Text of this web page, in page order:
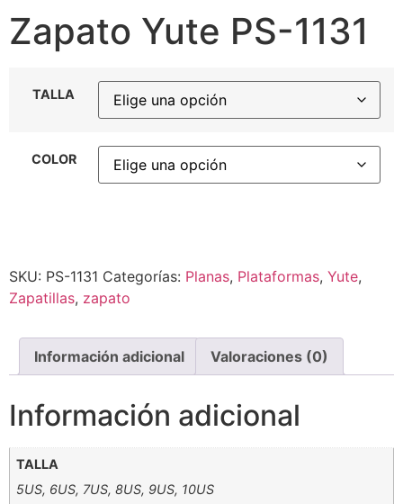
Zapato Yute PS-1131
TALLA
COLOR
SKU: PS-1131 Categorías: Planas, Plataformas, Yute,
Zapatillas, zapato
Información adicional Valoraciones (0)
Información adicional
TALLA
5US, 6US, 7US, 8US, 9US, 10US